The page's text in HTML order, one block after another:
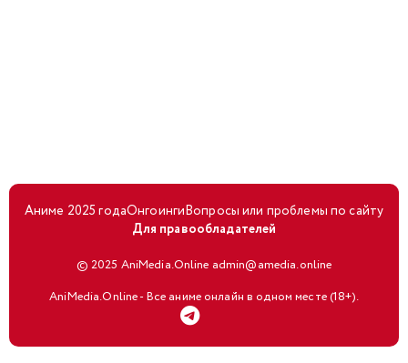
Аниме 2025 годаОнгоингиВопросы или проблемы по сайту
Для правообладателей
© 2025 AniMedia.Online admin@amedia.online
AniMedia.Online - Все аниме онлайн в одном месте (18+).